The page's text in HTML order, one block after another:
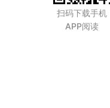
扫码下载手机
APP阅读